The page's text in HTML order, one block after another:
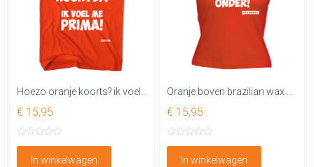
Hoezo oranje koorts? ik voel me prima
€ 15,95
In winkelwagen
Oranje boven brazilian wax onder Dames wk shirt
€ 15,95
In winkelwagen